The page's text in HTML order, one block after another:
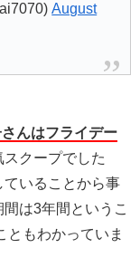
August
んはフライデー
スクープでした
いることから事
は3年間というこ
ともわかっていま